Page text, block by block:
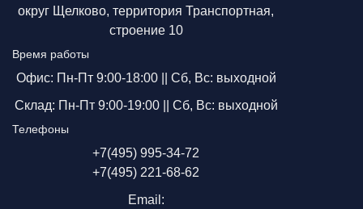
округ Щелково, территория Транспортная,
строение 10
Время работы
Офис: Пн-Пт 9:00-18:00 || Сб, Вс: выходной
Склад: Пн-Пт 9:00-19:00 || Сб, Вс: выходной
Телефоны
+7(495) 995-34-72
+7(495) 221-68-62
Email: